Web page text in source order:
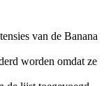
van de Banana
worden omdat ze